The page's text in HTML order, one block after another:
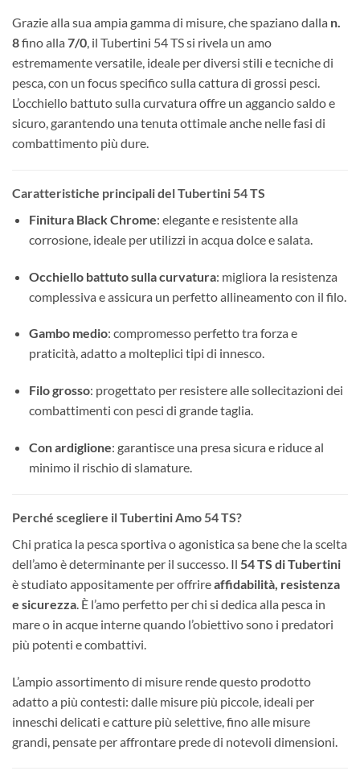
Grazie alla sua ampia gamma di misure, che spaziano dalla n.
8fino alla 7/0, il Tubertini 54 TS si rivela un amo
estremamente versatile, ideale per diversi stili e tecniche di
pesca, con un focus specifico sulla cattura di grossi pesci.
L’occhiello battuto sulla curvatura offre un aggancio saldo e
sicuro, garantendo una tenuta ottimale anche nelle fasi di
combattimento più dure.
Caratteristiche principali del Tubertini 54 TS
Finitura Black Chrome: elegante e resistente alla
corrosione, ideale per utilizzi in acqua dolce e salata.
Occhiello battuto sulla curvatura: migliora la resistenza
complessiva e assicura un perfetto allineamento con il filo.
Gambo medio: compromesso perfetto tra forza e
praticità, adatto a molteplici tipi di innesco.
Filo grosso: progettato per resistere alle sollecitazioni dei
combattimenti con pesci di grande taglia.
Con ardiglione: garantisce una presa sicura e riduce al
minimo il rischio di slamature.
Perché scegliere il Tubertini Amo 54 TS?
Chi pratica la pesca sportiva o agonistica sa bene che la scelta
dell’amo è determinante per il successo. Il 54 TS di Tubertini
è studiato appositamente per offrireaffidabilità, resistenza
e sicurezza. È l’amo perfetto per chi si dedica alla pesca in
mare o in acque interne quando l’obiettivo sono i predatori
più potenti e combattivi.
L’ampio assortimento di misure rende questo prodotto
adatto a più contesti: dalle misure più piccole, ideali per
inneschi delicati e catture più selettive, fino alle misure
grandi, pensate per affrontare prede di notevoli dimensioni.